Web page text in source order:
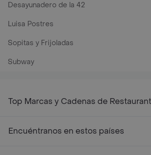
Desayunadero de la 42
Luisa Postres
Sopitas y Frijoladas
Subway
Top Marcas y Cadenas de
Encuéntranos en estos países